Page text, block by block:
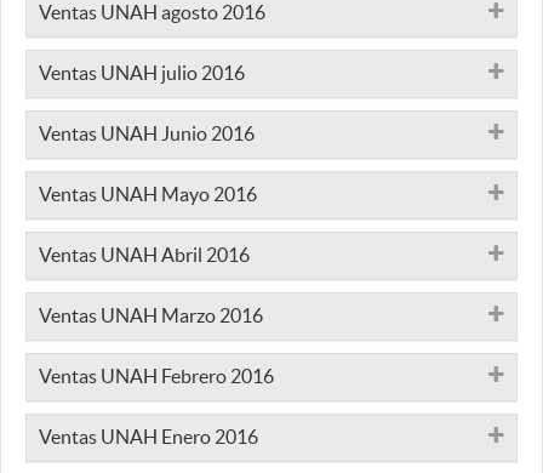
Ventas UNAH agosto 2016
Ventas UNAH julio 2016
Ventas UNAH Junio 2016
Ventas UNAH Mayo 2016
Ventas UNAH Abril 2016
Ventas UNAH Marzo 2016
Ventas UNAH Febrero 2016
Ventas UNAH Enero 2016